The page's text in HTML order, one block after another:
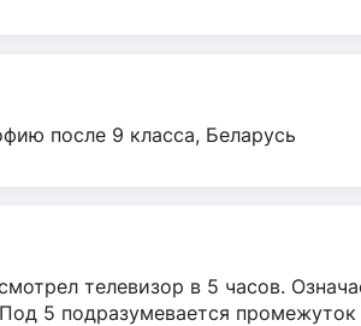
после 9 класса, Беларусь
телевизор в 5 часов.
5 подразумевается